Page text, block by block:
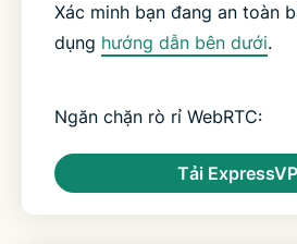
Xác minh bạn đang an toàn
dụng hướng dẫn bên dưới.
Ngăn chặn rò rỉ WebRTC:
Tải